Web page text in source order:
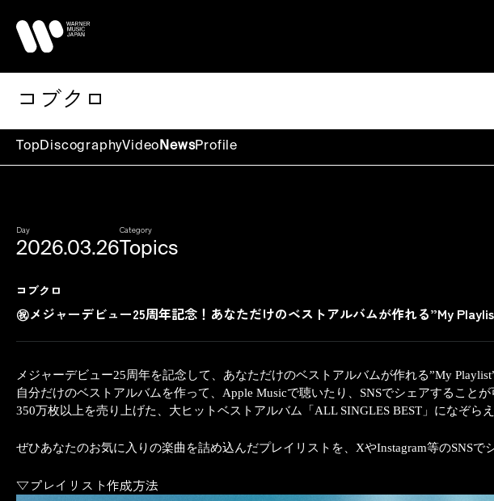
コブクロ
Top DiscographyVideo NewsProfile
Day
2026.03.26
Category
Topics
コブクロ
㊗メジャーデビュー25周年記念！あなただけのベストアルバムが作れる”My
メジャーデビュー25周年を記念して、あなただけのベストアルバムが作れる”My
自分だけのベストアルバムを作って、Apple Musicで聴いたり、SNSでシェアすることが
350万枚以上を売り上げた、大ヒットベストアルバム「ALL SINGLES BEST」になぞ
ぜひあなたのお気に入りの楽曲を詰め込んだプレイリストを、XやInstagram等のSNSで
▽プレイリスト作成方法